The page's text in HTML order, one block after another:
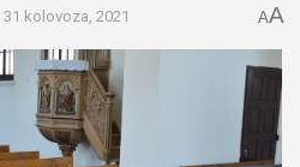
31 kolovoza, 2021 AA